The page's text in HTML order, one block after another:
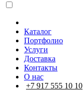
Каталог
Портфолио
Услуги
Доставка
Контакты
О нас
+7 917 555 10 10